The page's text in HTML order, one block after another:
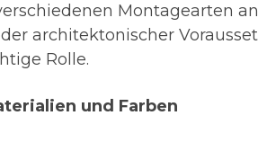
Montagearten
architektonischer
Rolle.
und Farben